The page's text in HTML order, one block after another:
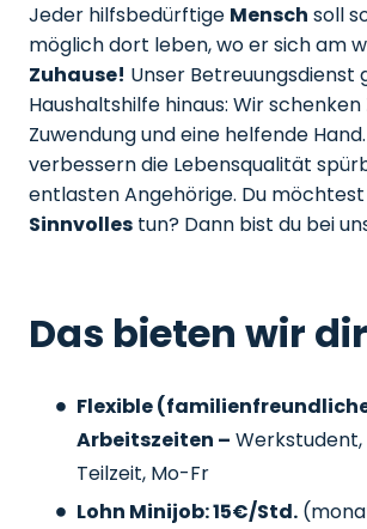
Jeder hilfsbedürftige Mensch soll
möglich dort leben, wo er sich am
Zuhause! Unser Betreuungsdienst
Haushaltshilfe hinaus: Wir schenken
Zuwendung und eine helfende
verbessern die Lebensqualität
entlasten Angehörige. Du
Sinnvolles tun? Dann bist du bei
Das bieten wir dir
Flexible
Arbeitszeiten – Werkstudent,
Teilzeit, Mo-Fr
Lohn Minijob: 15€/Std.